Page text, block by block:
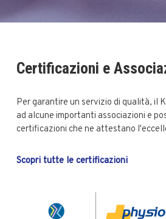
Certificazioni e
Per garantire un servizio di qualità, il
ad alcune importanti associazioni e
certificazioni che ne attestano
Scopri tutte le certificazioni